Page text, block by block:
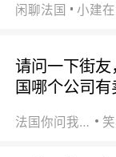
闲聊法国 小建
请问一下街
国哪个公司有
法国你问我答